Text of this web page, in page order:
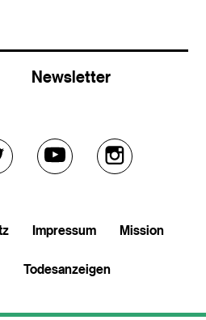
Newsletter
Externer Externer
Impressum Mission
Todesanzeigen